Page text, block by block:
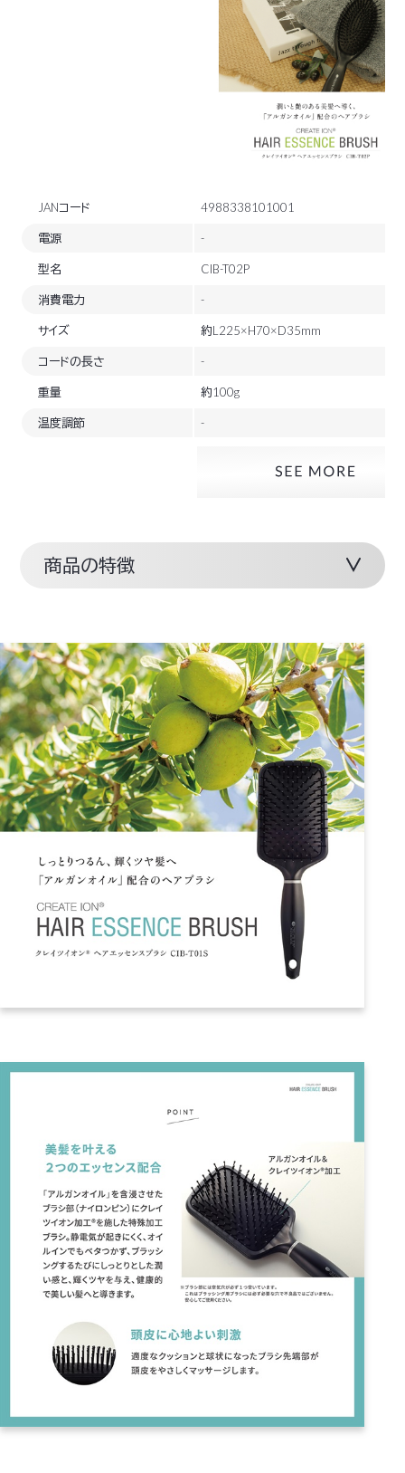
JANコード 4988338101001
電源 -
型名 CIB-T02P
消費電力 -
サイズ 約L225×H70×D35mm
コードの長さ -
重量 約100g
温度調節 -
商品の特徴